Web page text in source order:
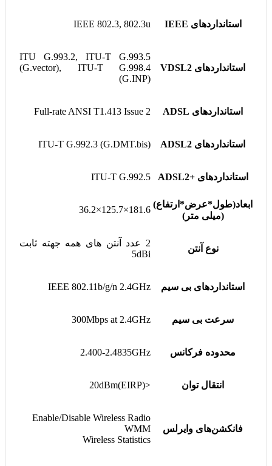
استانداردهای IEEE IEEE 802.3, 802.3u
استانداردهای VDSL2
ITU G.993.2, ITU-T G.993.5
(G.vector), ITU-T G.998.4
(G.INP)
استانداردهای ADSL Full-rate ANSI T1.413 Issue 2
استانداردهای ADSL2 ITU-T G.992.3 (G.DMT.bis)
استانداردهای +ADSL2 ITU-T G.992.5
ابعاد(طول*عرض*ارتفاع)
(میلی متر)
181.6×125.7×36.2
نوع آنتن
2 عدد آنتن های همه جهته ثابت
5dBi
استانداردهای بی سیم IEEE 802.11b/g/n 2.4GHz
سرعت بی سیم 300Mbps at 2.4GHz
محدوده فرکانس 2.400-2.4835GHz
انتقال توان <20dBm(EIRP)
فانکشن‌های وایرلس
Enable/Disable Wireless Radio
WMM
Wireless Statistics